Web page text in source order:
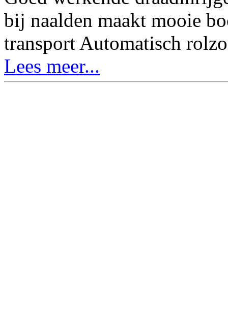
bij naalden maakt mooie
transport Automatisch
Lees meer...